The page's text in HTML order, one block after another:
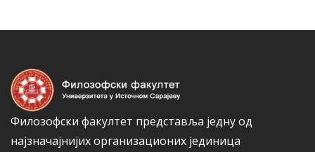
Филозофски факултет представља једну од
најзначајнијих организационих јединица